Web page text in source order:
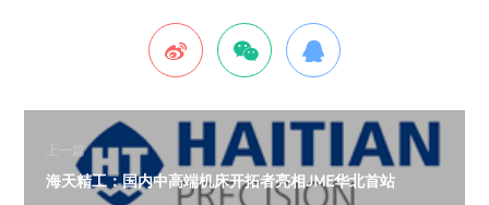
上一篇
海天精工：国内中高端机床开拓者亮相JME华北首站